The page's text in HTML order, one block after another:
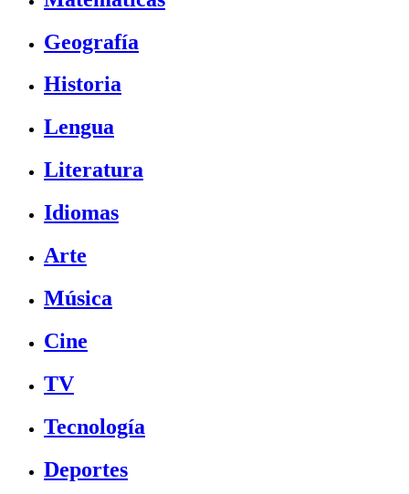
Geografía
Historia
Lengua
Literatura
Idiomas
Arte
Música
Cine
TV
Tecnología
Deportes